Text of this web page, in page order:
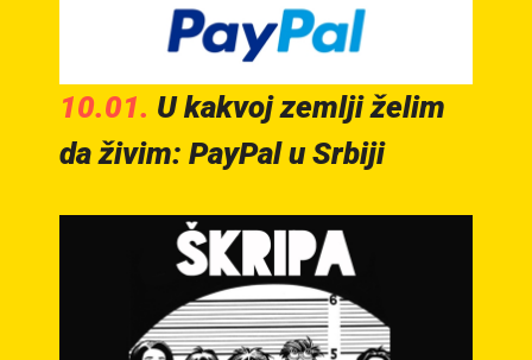
10.01. U kakvoj zemlji želim
da živim: PayPal u Srbiji